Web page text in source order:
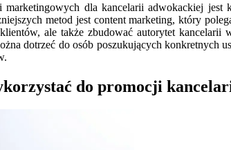
marketingowych dla kancelarii adwokackiej
metod jest content marketing, który
ale także zbudować autorytet kancelarii
dotrzeć do osób poszukujących konkretnych
do promocji